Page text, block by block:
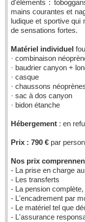
d'éléments :
mains courantes et
ludique et sportive
de sensations fortes.
Matériel individuel
· combinaison
· baudrier canyon +
· casque
· chaussons
· sac à dos canyon
· bidon étanche
Hébergement : en
Prix : 790 € par
Nos prix
- La prise en charge
- Les transferts
- La pension
- L'encadrement par
- Le matériel tel que
- L'assurance